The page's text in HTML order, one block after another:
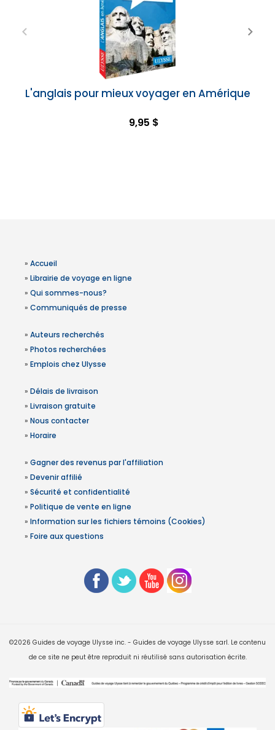
L'anglais pour mieux voyager en Amérique
9,95 $
» Accueil
» Librairie de voyage en ligne
» Qui sommes-nous?
» Communiqués de presse
» Auteurs recherchés
» Photos recherchées
» Emplois chez Ulysse
» Délais de livraison
» Livraison gratuite
» Nous contacter
» Horaire
» Gagner des revenus par l'affiliation
» Devenir affilié
» Sécurité et confidentialité
» Politique de vente en ligne
» Information sur les fichiers témoins (Cookies)
» Foire aux questions
©2026 Guides de voyage Ulysse inc. - Guides de voyage Ulysse sarl. Le contenu
de ce site ne peut être reproduit ni réutilisé sans autorisation écrite.